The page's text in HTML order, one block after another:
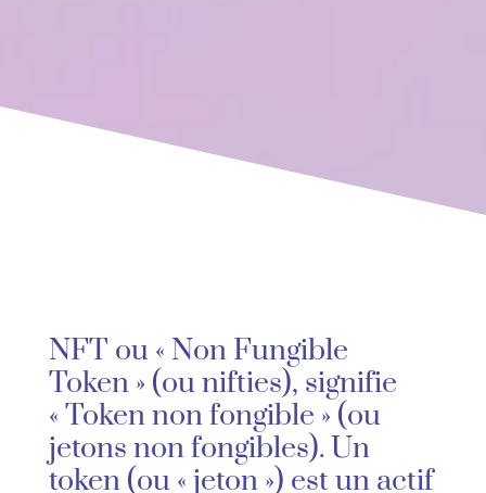
NFT ou « Non Fungible
Token » (ou nifties), signifie
« Token non fongible » (ou
jetons non fongibles). Un
token (ou « jeton ») est un actif